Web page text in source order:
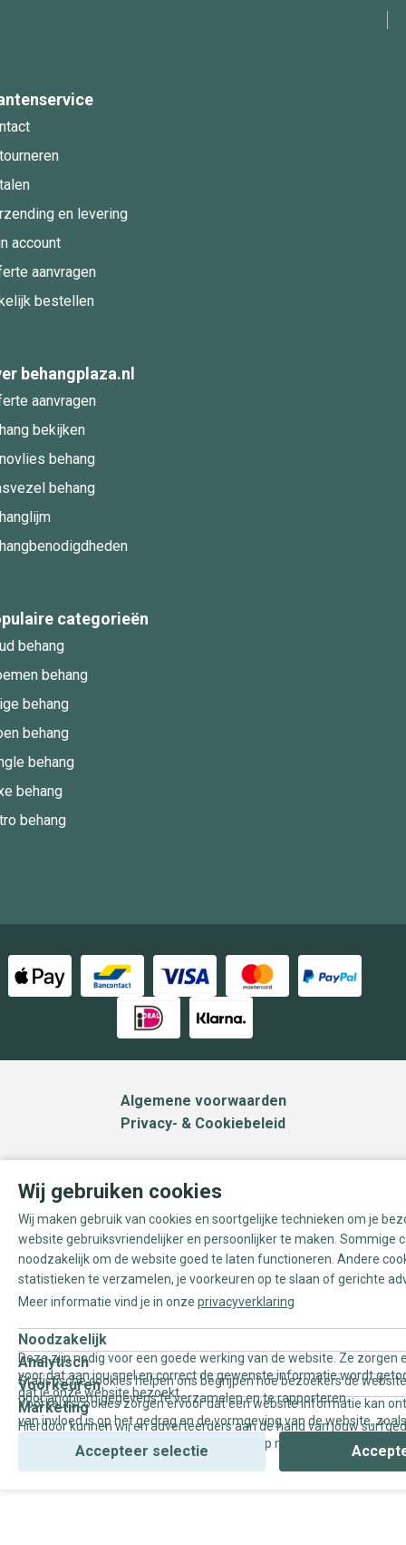
en levering
account
aanvragen
bestellen
behangplaza.nl
aanvragen
bekijken
behang
behang
categorieën
behang
behang
behang
behang
behang
behang
behang
Algemene voorwaarden
Privacy- & Cookiebeleid
Wij gebruiken cookies
Wij maken gebruik van cookies en soortgelijke technieken om je
website gebruiksvriendelijker en persoonlijker te maken. Sommige
noodzakelijk om de website goed te laten functioneren. Andere
statistieken te verzamelen, je voorkeuren op te slaan of gerichte
Meer informatie vind je in onze privacyverklaring
Noodzakelijk
Deze zijn nodig voor een goede werking van de website. Ze zorgen
voor dat aan jou snel en correct de gewenste informatie wordt
dat je onze website bezoekt.
Analytisch
Statistische cookies helpen ons begrijpen hoe bezoekers de
door anoniem gegevens te verzamelen en te rapporteren.
Voorkeuren
Voorkeurscookies zorgen ervoor dat een website informatie kan
van invloed is op het gedrag en de vormgeving van de website,
Marketing
Hierdoor kunnen wij en adverteerders aan de hand van jouw
gepersonaliseerde online advertenties en op maat gemaakte
Accepteer selectie